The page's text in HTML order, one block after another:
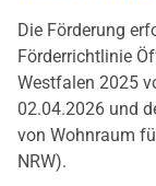
Die Förderung
Förderrichtlinie
Westfalen 2025
02.04.2026 und
von Wohnraum
NRW).